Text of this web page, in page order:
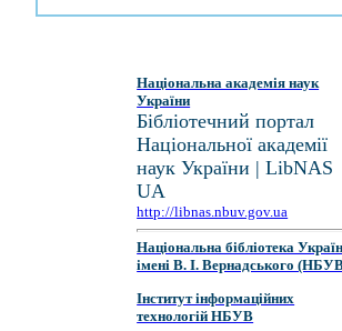
Національна академія наук
України
Бібліотечний портал
Національної академії
наук України | LibNAS
UA
http://libnas.nbuv.gov.ua
Національна бібліотека
імені В. І. Вернадського
Інститут інформаційних
технологій НБУВ